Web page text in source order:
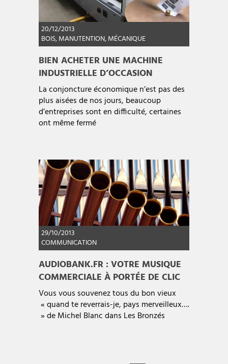
20/12/2013
BOIS,MANUTENTION,MÉCANIQUE
BIEN ACHETER UNE MACHINE
INDUSTRIELLE D’OCCASION
La conjoncture économique n’est pas des
plus aisées de nos jours, beaucoup
d’entreprises sont en difficulté, certaines
ont même fermé
29/10/2013
COMMUNICATION
AUDIOBANK.FR : VOTRE MUSIQUE
COMMERCIALE À PORTÉE DE CLIC
Vous vous souvenez tous du bon vieux
« quand te reverrais-je, pays merveilleux….
» de Michel Blanc dans Les Bronzés